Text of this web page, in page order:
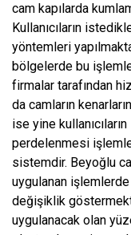
cam kapılarda
Kullanıcıların
yöntemleri
bölgelerde bu
firmalar tarafından
da camların
ise yine
perdelenmesi
sistemdir. Beyoğlu
uygulanan
değişiklik
uygulanacak olan